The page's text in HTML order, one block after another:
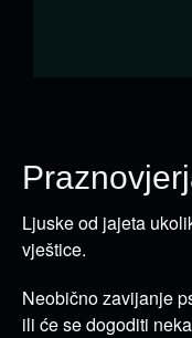
Ljuske od jajeta
vještice.
Neobično zavijanje
ili će se dogoditi